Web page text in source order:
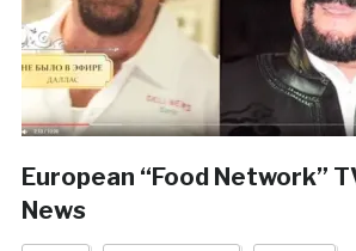
European “Food Network”
News